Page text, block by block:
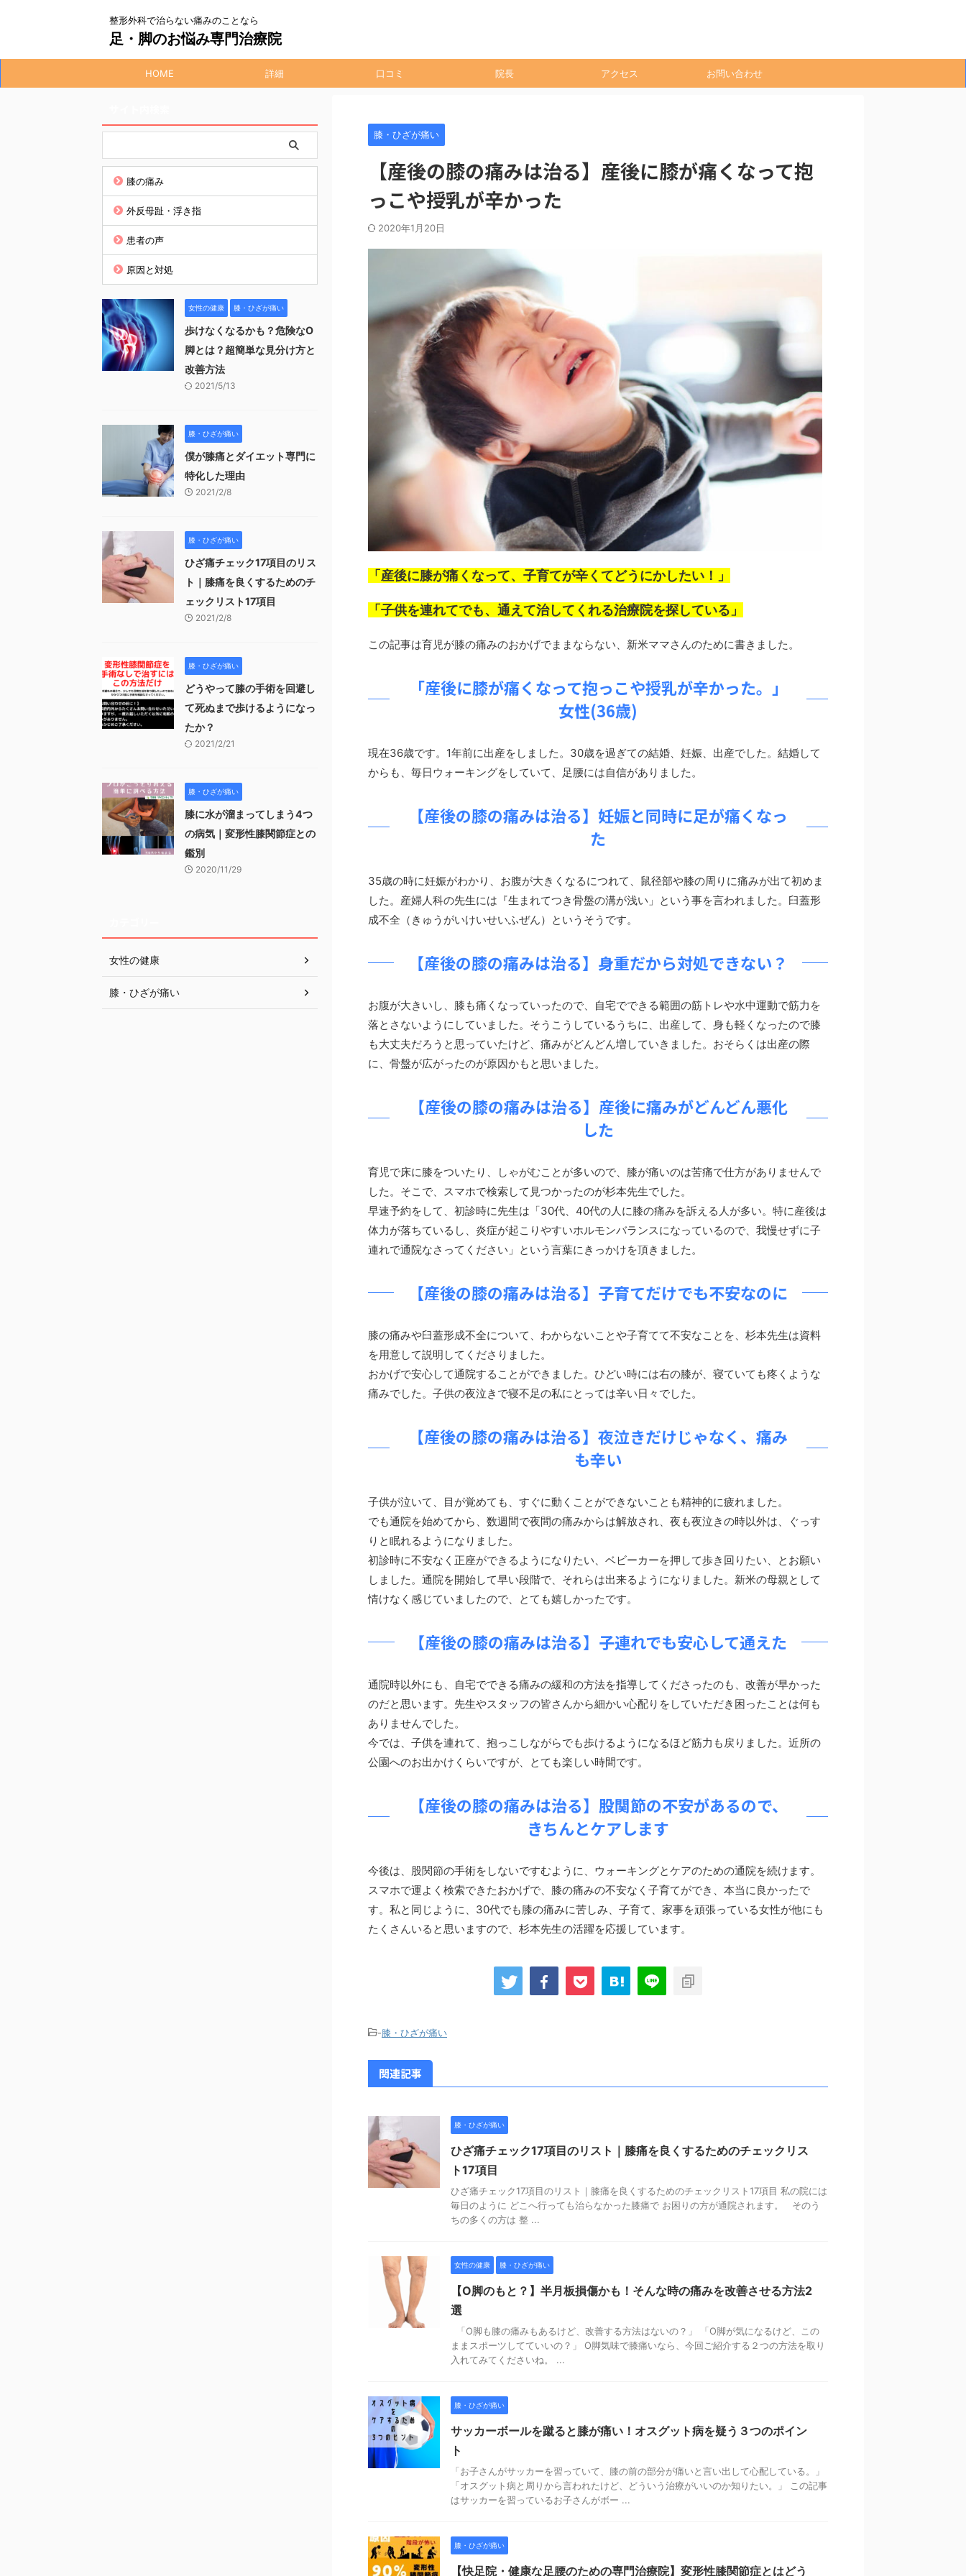
整形外科で治らない痛みのことなら
足・脚のお悩み専門治療院
HOME 詳細 口コミ 院長 アクセス お問い合わせ
膝・ひざが痛い
【産後の膝の痛みは治る】産後に膝が痛くなって抱
っこや授乳が辛かった
2020年1月20日
「産後に膝が痛くなって、子育てが辛くてどうにかしたい！」
「子供を連れてでも、通えて治してくれる治療院を探している」
この記事は育児が膝の痛みのおかげでままならない、新米ママさんのために書きました。
「産後に膝が痛くなって抱っこや授乳が辛かった。」
女性(36歳)
現在36歳です。1年前に出産をしました。30歳を過ぎての結婚、妊娠、出産でした。結婚して
からも、毎日ウォーキングをしていて、足腰には自信がありました。
【産後の膝の痛みは治る】妊娠と同時に足が痛くなっ
た
35歳の時に妊娠がわかり、お腹が大きくなるにつれて、鼠径部や膝の周りに痛みが出て初めま
した。産婦人科の先生には『生まれてつき骨盤の溝が浅い」という事を言われました。臼蓋形
成不全（きゅうがいけいせいふぜん）というそうです。
【産後の膝の痛みは治る】身重だから対処できない？
お腹が大きいし、膝も痛くなっていったので、自宅でできる範囲の筋トレや水中運動で筋力を
落とさないようにしていました。そうこうしているうちに、出産して、身も軽くなったので膝
も大丈夫だろうと思っていたけど、痛みがどんどん増していきました。おそらくは出産の際
に、骨盤が広がったのが原因かもと思いました。
【産後の膝の痛みは治る】産後に痛みがどんどん悪化
した
育児で床に膝をついたり、しゃがむことが多いので、膝が痛いのは苦痛で仕方がありませんで
した。そこで、スマホで検索して見つかったのが杉本先生でした。
早速予約をして、初診時に先生は「30代、40代の人に膝の痛みを訴える人が多い。特に産後は
体力が落ちているし、炎症が起こりやすいホルモンバランスになっているので、我慢せずに子
連れで通院なさってください」という言葉にきっかけを頂きました。
【産後の膝の痛みは治る】子育てだけでも不安なのに
膝の痛みや臼蓋形成不全について、わからないことや子育てて不安なことを、杉本先生は資料
を用意して説明してくださりました。
おかげで安心して通院することができました。ひどい時には右の膝が、寝ていても疼くような
痛みでした。子供の夜泣きで寝不足の私にとっては辛い日々でした。
【産後の膝の痛みは治る】夜泣きだけじゃなく、痛み
も辛い
子供が泣いて、目が覚めても、すぐに動くことができないことも精神的に疲れました。
でも通院を始めてから、数週間で夜間の痛みからは解放され、夜も夜泣きの時以外は、ぐっす
りと眠れるようになりました。
初診時に不安なく正座ができるようになりたい、ベビーカーを押して歩き回りたい、とお願い
しました。通院を開始して早い段階で、それらは出来るようになりました。新米の母親として
情けなく感じていましたので、とても嬉しかったです。
【産後の膝の痛みは治る】子連れでも安心して通えた
通院時以外にも、自宅でできる痛みの緩和の方法を指導してくださったのも、改善が早かった
のだと思います。先生やスタッフの皆さんから細かい心配りをしていただき困ったことは何も
ありませんでした。
今では、子供を連れて、抱っこしながらでも歩けるようになるほど筋力も戻りました。近所の
公園へのお出かけくらいですが、とても楽しい時間です。
【産後の膝の痛みは治る】股関節の不安があるので、
きちんとケアします
今後は、股関節の手術をしないですむように、ウォーキングとケアのための通院を続けます。
スマホで運よく検索できたおかげで、膝の痛みの不安なく子育てができ、本当に良かったで
す。私と同じように、30代でも膝の痛みに苦しみ、子育て、家事を頑張っている女性が他にも
たくさんいると思いますので、杉本先生の活躍を応援しています。
-膝・ひざが痛い
関連記事
膝・ひざが痛い
ひざ痛チェック17項目のリスト｜膝痛を良くするためのチェックリス
ト17項目
ひざ痛チェック17項目のリスト｜膝痛を良くするためのチェックリスト17項目 私の院には
毎日のように どこへ行っても治らなかった膝痛で お困りの方が通院されます。 そのう
ちの多くの方は 整 ...
女性の健康 膝・ひざが痛い
【O脚のもと？】半月板損傷かも！そんな時の痛みを改善させる方法2
選
「O脚も膝の痛みもあるけど、改善する方法はないの？」 「O脚が気になるけど、この
ままスポーツしてていいの？」 O脚気味で膝痛いなら、今回ご紹介する２つの方法を取り
入れてみてくださいね。 ...
膝・ひざが痛い
サッカーボールを蹴ると膝が痛い！オスグット病を疑う３つのポイン
ト
「お子さんがサッカーを習っていて、膝の前の部分が痛いと言い出して心配している。」
「オスグット病と周りから言われたけど、どういう治療がいいのか知りたい。」 この記事
はサッカーを習っているお子さんがボー ...
膝・ひざが痛い
【快足院・健康な足腰のための専門治療院】変形性膝関節症とはどう
膝の痛み
外反母趾・浮き指
患者の声
原因と対処
女性の健康 膝・ひざが痛い
歩けなくなるかも？危険なO
脚とは？超簡単な見分け方と
改善方法
2021/5/13
膝・ひざが痛い
僕が膝痛とダイエット専門に
特化した理由
2021/2/8
膝・ひざが痛い
ひざ痛チェック17項目のリス
ト｜膝痛を良くするためのチ
ェックリスト17項目
2021/2/8
膝・ひざが痛い
どうやって膝の手術を回避し
て死ぬまで歩けるようになっ
たか？
2021/2/21
膝・ひざが痛い
膝に水が溜まってしまう4つ
の病気｜変形性膝関節症との
鑑別
2020/11/29
女性の健康
膝・ひざが痛い